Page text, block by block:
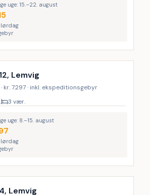
uge: 15.–22. august
lørdag
Lemvig
kr. 7.297 · inkl. ekspeditionsgebyr
3 vær.
uge: 8.–15. august
lørdag
Lemvig